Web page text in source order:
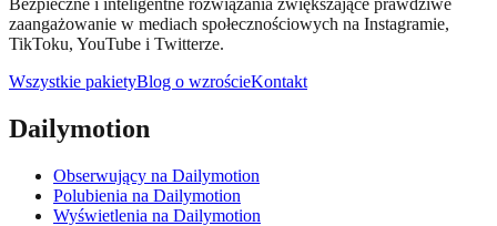
Bezpieczne i inteligentne rozwiązania zwiększające prawdziwe
zaangażowanie w mediach społecznościowych na Instagramie,
TikToku, YouTube i Twitterze.
Wszystkie pakietyBlog o wzrościeKontakt
Dailymotion
Obserwujący na Dailymotion
Polubienia na Dailymotion
Wyświetlenia na Dailymotion